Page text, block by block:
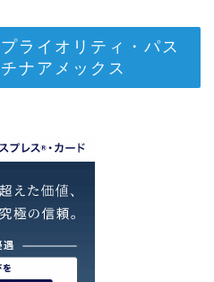
ライオリティ・パス
ナアメックス